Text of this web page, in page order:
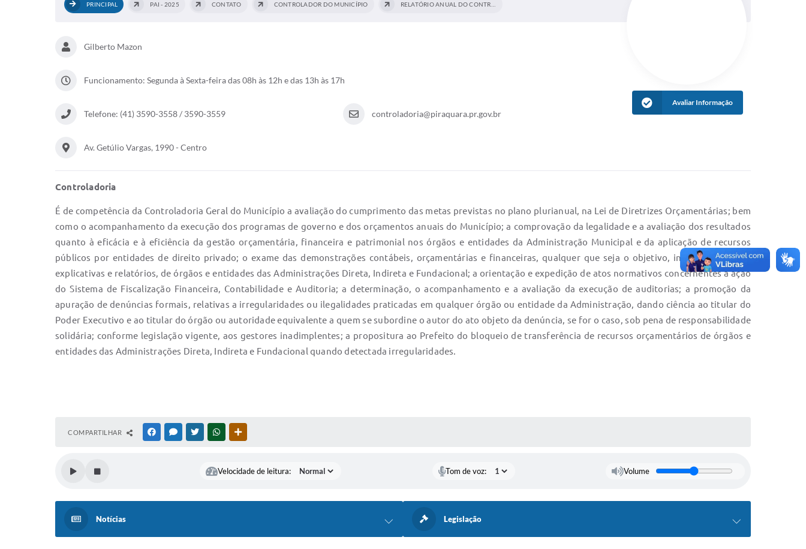
PRINCIPAL PAI - 2025 CONTATO CONTROLADOR DO MUNICÍPIO
Gilberto Mazon
Funcionamento: Segunda à Sexta-feira das 08h às 12h e das 13h às 17h
Telefone: (41) 3590-3558 / 3590-3559 controladoria@piraquara.pr.gov.br
Av. Getúlio Vargas, 1990 - Centro
Avaliar Informação
Controladoria
É de competência da Controladoria Geral do Município a avaliação do cumprimento das metas previstas no plano plurianual, na Lei de Diretrizes Orçamentárias; bem
como o acompanhamento da execução dos programas de governo e dos orçamentos anuais do Município; a comprovação da legalidade e a avaliação dos resultados
quanto à eficácia e à eficiência da gestão orçamentária, financeira e patrimonial nos órgãos e entidades da Administração Municipal e da aplicação de recursos
públicos por entidades de direito privado; o exame das demonstrações contábeis, orçamentárias e financeiras, qualquer que seja o objetivo, inclusive as notas
explicativas e relatórios, de órgãos e entidades das Administrações Direta, Indireta e Fundacional; a orientação e expedição de atos normativos concernentes à ação
do Sistema de Fiscalização Financeira, Contabilidade e Auditoria; a determinação, o acompanhamento e a avaliação da execução de auditorias; a promoção da
apuração de denúncias formais, relativas a irregularidades ou ilegalidades praticadas em qualquer órgão ou entidade da Administração, dando ciência ao titular do
Poder Executivo e ao titular do órgão ou autoridade equivalente a quem se subordine o autor do ato objeto da denúncia, se for o caso, sob pena de responsabilidade
solidária; conforme legislação vigente, aos gestores inadimplentes; a propositura ao Prefeito do bloqueio de transferência de recursos orçamentários de órgãos e
entidades das Administrações Direta, Indireta e Fundacional quando detectada irregularidades.
COMPARTILHAR FACEBOOKMESSENGER
TWITTERWHATSAPP
Velocidade de leitura: Tom de voz: Volume
Notícias Legislação